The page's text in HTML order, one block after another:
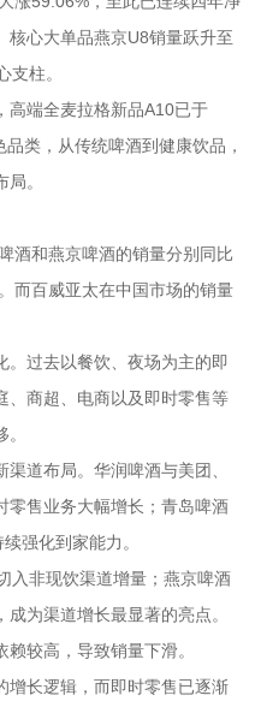
核心大单品燕京U8销量跃升至
柱。
高端全麦拉格新品A10已于
类，从传统啤酒到健康饮品，
。
酒和燕京啤酒的销量分别同比
而百威亚太在中国市场的销量
。过去以餐饮、夜场为主的即
、商超、电商以及即时零售等
道布局。华润啤酒与美团、
零售业务大幅增长；青岛啤酒
强化到家能力。
入非现饮渠道增量；燕京啤酒
为渠道增长最显著的亮点。
较高，导致销量下滑。
增长逻辑，而即时零售已逐渐